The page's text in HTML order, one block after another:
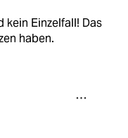
kein Einzelfall! Das
haben.